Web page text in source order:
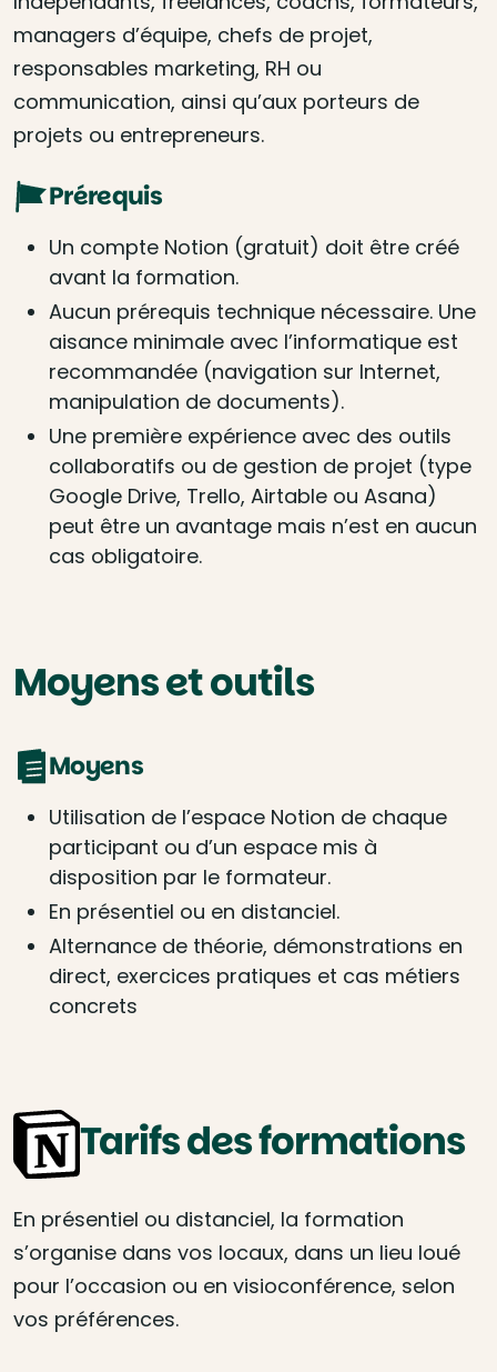
managers d’équipe, chefs de projet,
responsables marketing, RH ou
communication, ainsi qu’aux porteurs de
projets ou entrepreneurs.
Prérequis
Un compte Notion (gratuit) doit être créé
avant la formation.
Aucun prérequis technique nécessaire. Une
aisance minimale avec l’informatique est
recommandée (navigation sur Internet,
manipulation de documents).
Une première expérience avec des outils
collaboratifs ou de gestion de projet (type
Google Drive, Trello, Airtable ou Asana)
peut être un avantage mais n’est en aucun
cas obligatoire.
Moyens et outils
Moyens
Utilisation de l’espace Notion de chaque
participant ou d’un espace mis à
disposition par le formateur.
En présentiel ou en distanciel.
Alternance de théorie, démonstrations en
direct, exercices pratiques et cas métiers
concrets
Tarifs des formations
En présentiel ou distanciel, la formation
s’organise dans vos locaux, dans un lieu loué
pour l’occasion ou en visioconférence, selon
vos préférences.